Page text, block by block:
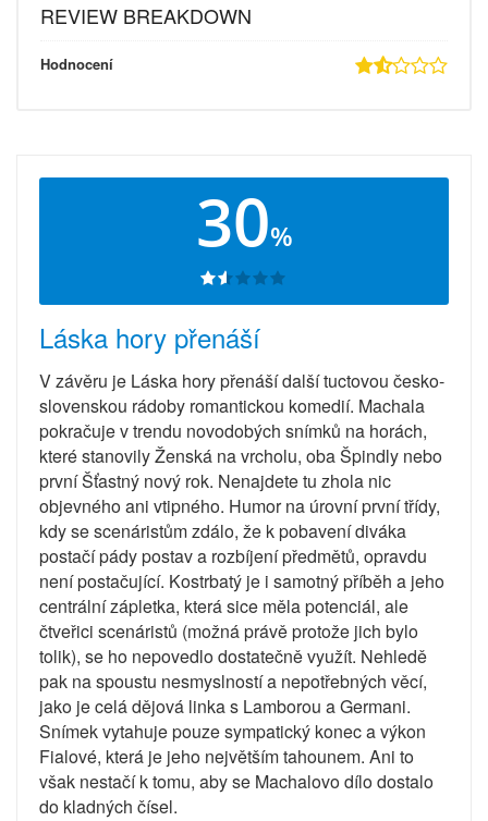
REVIEW BREAKDOWN
Hodnocení
30%
Láska hory přenáší
V závěru je Láska hory přenáší další tuctovou česko-
slovenskou rádoby romantickou komedií. Machala
pokračuje v trendu novodobých snímků na horách,
které stanovily Ženská na vrcholu, oba Špindly nebo
první Šťastný nový rok. Nenajdete tu zhola nic
objevného ani vtipného. Humor na úrovní první třídy,
kdy se scenáristům zdálo, že k pobavení diváka
postačí pády postav a rozbíjení předmětů, opravdu
není postačující. Kostrbatý je i samotný příběh a jeho
centrální zápletka, která sice měla potenciál, ale
čtveřici scenáristů (možná právě protože jich bylo
tolik), se ho nepovedlo dostatečně využít. Nehledě
pak na spoustu nesmyslností a nepotřebných věcí,
jako je celá dějová linka s Lamborou a Germani.
Snímek vytahuje pouze sympatický konec a výkon
Fialové, která je jeho největším tahounem. Ani to
však nestačí k tomu, aby se Machalovo dílo dostalo
do kladných čísel.